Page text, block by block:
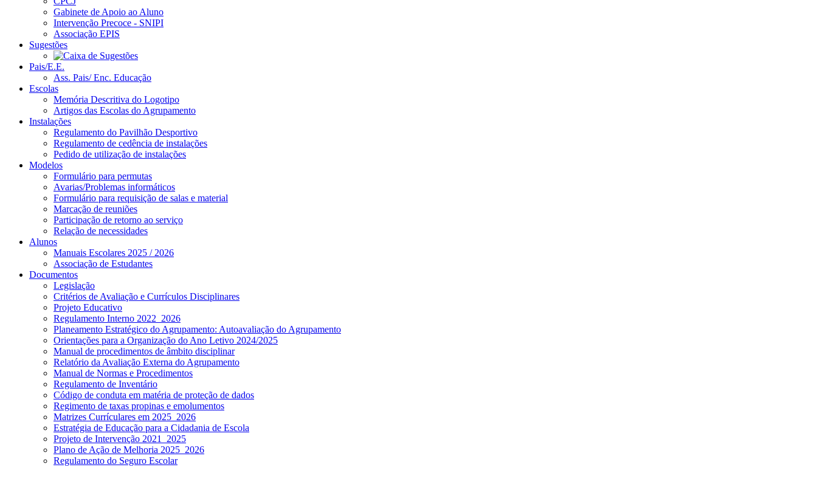
Gabinete de Apoio ao Aluno
Intervenção Precoce - SNIPI
Associação EPIS
Sugestões
Pais/E.E.
Ass. Pais/ Enc. Educação
Escolas
Memória Descritiva do Logotipo
Artigos das Escolas do Agrupamento
Instalações
Regulamento do Pavilhão Desportivo
Regulamento de cedência de instalações
Pedido de utilização de instalações
Modelos
Formulário para permutas
Avarias/Problemas informáticos
Formulário para requisição de salas e material
Marcação de reuniões
Participação de retorno ao serviço
Relação de necessidades
Alunos
Manuais Escolares 2025 / 2026
Associação de Estudantes
Documentos
Legislação
Critérios de Avaliação e Currículos Disciplinares
Projeto Educativo
Regulamento Interno 2022_2026
Planeamento Estratégico do Agrupamento: Autoavaliação do Agrupamento
Orientações para a Organização do Ano Letivo 2024/2025
Manual de procedimentos de âmbito disciplinar
Relatório da Avaliação Externa do Agrupamento
Manual de Normas e Procedimentos
Regulamento de Inventário
Código de conduta em matéria de proteção de dados
Regimento de taxas propinas e emolumentos
Matrizes Currículares em 2025_2026
Estratégia de Educação para a Cidadania de Escola
Projeto de Intervenção 2021_2025
Plano de Ação de Melhoria 2025_2026
Regulamento do Seguro Escolar